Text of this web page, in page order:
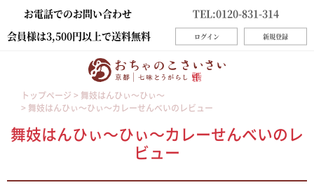
お電話でのお問い合わせ
TEL:0120-831-314
会員様は3,500円以上で送料無料
ログイン 新規登録
トップページ
舞妓はんひぃ～ひぃ～
舞妓はんひぃ～ひぃ～カレーせんべいのレビュー
舞妓はんひぃ～ひぃ～カレーせんべいのレ
ビュー